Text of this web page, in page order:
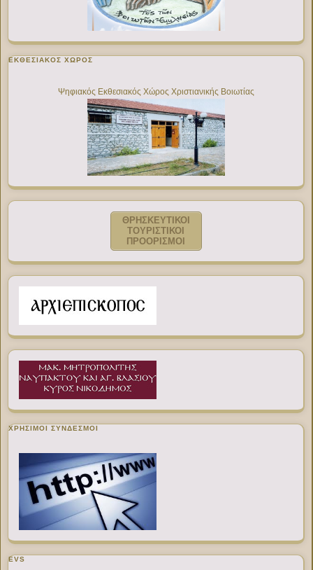
ΕΚΘΕΣΙΑΚΌΣ ΧΏΡΟΣ
Ψηφιακός Εκθεσιακός Χώρος Χριστιανικής Βοιωτίας
ΘΡΗΣΚΕΥΤΙΚΟΙ
ΤΟΥΡΙΣΤΙΚΟΙ
ΠΡΟΟΡΙΣΜΟΙ
ΧΡΉΣΙΜΟΙ ΣΎΝΔΕΣΜΟΙ
EVS